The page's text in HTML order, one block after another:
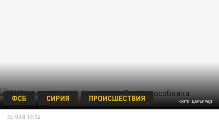
ФОТО: ЦАРЬГРАД
ФСБ СИРИЯ ПРОИСШЕСТВИЯ
24 МАЯ 12:24